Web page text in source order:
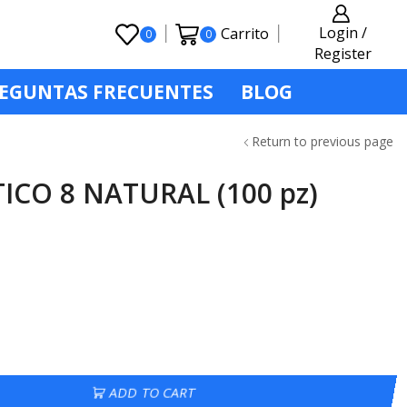
0 0 Carrito
Login /
Register
FRECUENTES BLOG
Return to previous page
8 NATURAL (100 pz)
ADD TO CART